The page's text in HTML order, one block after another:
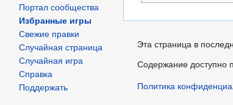
Портал сообщества
Избранные игры
Свежие правки
Случайная страница
Случайная игра
Справка
Поддержать
Эта страница в
Содержание доступно
Политика